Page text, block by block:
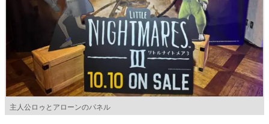
主人公ロゥとアローンのパネル